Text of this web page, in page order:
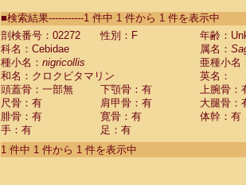
CebidaeSaguinus labiatus(0)
Cebidae Saguinus leucopus (0)
Cebidae
CebidaeSaguinus mystax
CebidaeSaguinus nigricollis (1)
Cebidae Saguinus oedipus
Cebidae Saguinus weddelli
Cebidae Saguinusspp.
Cebidae Aotus trivirgatus
Cebidae Cebus albifrons
■検索結果-----------1 件中 1 件から 1 件を表示中
剖検番号：02272
性別：F
年齢：
科名：Cebidae
属名：
種小名： nigricollis
亜種小名
和名：クロクビタマリン
英名：
頭蓋骨：一部無
下顎骨：有
上腕骨：
尺骨：有
肩甲骨：有
大腿骨：
腓骨：有
寛骨：有
体幹：有
手：有
足：有
1 件中 1 件から 1 件を表示中